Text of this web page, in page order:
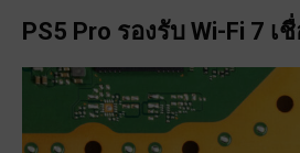
PS5 Pro รองรับ Wi-Fi 7 เ